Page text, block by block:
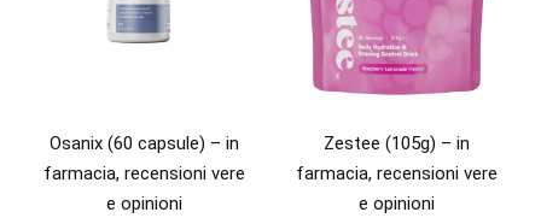
Osanix (60 capsule) – in
farmacia, recensioni vere
e opinioni
Zestee (105g) – in
farmacia, recensioni vere
e opinioni